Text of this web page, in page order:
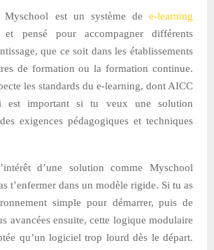
est un système de e-learning
pensé pour accompagner différents
que ce soit dans les établissements
de formation ou la formation continue.
les standards du e-learning, dont AICC
est important si tu veux une solution
exigences pédagogiques et techniques
d’une solution comme Myschool
t’enfermer dans un modèle rigide. Si tu as
simple pour démarrer, puis de
avancées ensuite, cette logique modulaire
qu’un logiciel trop lourd dès le départ.